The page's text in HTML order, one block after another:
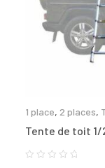
1 place, 2 places,
Tente de toit 1/